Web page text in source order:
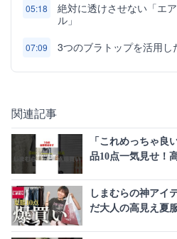
05:18
絶対に透けさせない「エ
ル」
07:09 3つのブラトップを活用し
関連記事
「これめっちゃ良
品10点一気見せ！
しまむらの神アイ
だ大人の高見え夏